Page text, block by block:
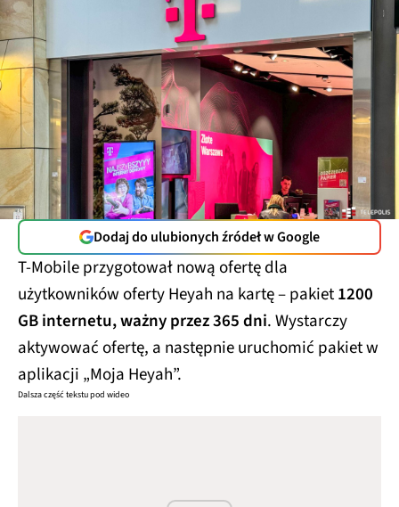
Dodaj do ulubionych źródeł w Google
T-Mobile przygotował nową ofertę dla
użytkowników oferty Heyah na kartę – pakiet1200
GB internetu, ważny przez 365 dni. Wystarczy
aktywować ofertę, a następnie uruchomić pakiet w
aplikacji „Moja Heyah”.
Dalsza część tekstu pod wideo